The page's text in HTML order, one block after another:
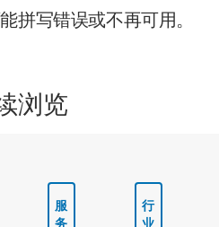
拼写错误或不再可用。
浏览
服
务
行
业